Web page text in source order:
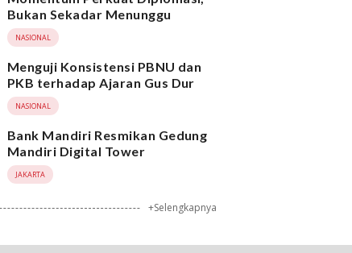
Bukan Sekadar Menunggu
NASIONAL
Menguji Konsistensi PBNU dan
PKB terhadap Ajaran Gus Dur
NASIONAL
Bank Mandiri Resmikan Gedung
Mandiri Digital Tower
JAKARTA
+Selengkapnya